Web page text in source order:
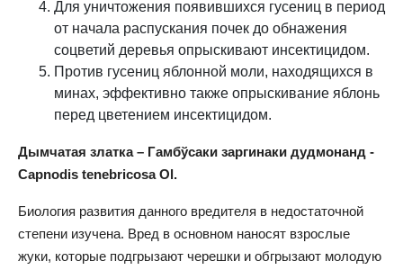
Для уничтожения появившихся гусениц в период
от начала распускания почек до обнажения
соцветий деревья опрыскивают инсектицидом.
Против гусениц яблонной моли, находящихся в
минах, эффективно также опрыскивание яблонь
перед цветением инсектицидом.
Дымчатая златка – Гамбўсаки заргинаки дудмонанд -
Capnodis tenebricosa Ol.
Биология развития данного вредителя в недостаточной
степени изучена. Вред в основном наносят взрослые
жуки, которые подгрызают черешки и обгрызают молодую